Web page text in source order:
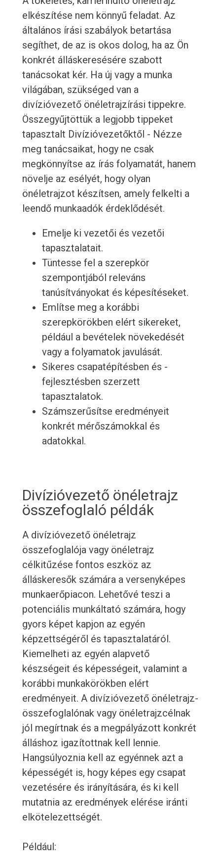
elkészítése nem könnyű feladat. Az
általános írási szabályok betartása
segíthet, de az is okos dolog, ha az Ön
konkrét álláskeresésére szabott
tanácsokat kér. Ha új vagy a munka
világában, szükséged van a
divízióvezető önéletrajzírási tippekre.
Összegyűjtöttük a legjobb tippeket
tapasztalt Divízióvezetőktől - Nézze
meg tanácsaikat, hogy ne csak
megkönnyítse az írás folyamatát, hanem
növelje az esélyét, hogy olyan
önéletrajzot készítsen, amely felkelti a
leendő munkaadók érdeklődését.
Emelje ki vezetői és vezetői
tapasztalatait.
Tüntesse fel a szerepkör
szempontjából releváns
tanúsítványokat és képesítéseket.
Említse meg a korábbi
szerepkörökben elért sikereket,
például a bevételek növekedését
vagy a folyamatok javulását.
Sikeres csapatépítésben és -
fejlesztésben szerzett
tapasztalatok.
Számszerűsítse eredményeit
konkrét mérőszámokkal és
adatokkal.
Divízióvezető önéletrajz
összefoglaló példák
A divízióvezető önéletrajz
összefoglalója vagy önéletrajz
célkitűzése fontos eszköz az
álláskeresők számára a versenyképes
munkaerőpiacon. Lehetővé teszi a
potenciális munkáltató számára, hogy
gyors képet kapjon az egyén
képzettségéről és tapasztalatáról.
Kiemelheti az egyén alapvető
készségeit és képességeit, valamint a
korábbi munkakörökben elért
eredményeit. A divízióvezető önéletrajz-
összefoglalónak vagy önéletrajzcélnak
jól megírtnak és a megpályázott konkrét
álláshoz igazítottnak kell lennie.
Hangsúlyoznia kell az egyénnek azt a
képességét is, hogy képes egy csapat
vezetésére és irányítására, és ki kell
mutatnia az eredmények elérése iránti
elkötelezettségét.
Például: